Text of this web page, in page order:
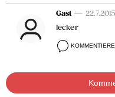
Gast —
lecker